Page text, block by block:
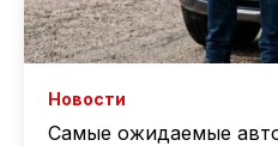
Новости
Самые ожидаемые